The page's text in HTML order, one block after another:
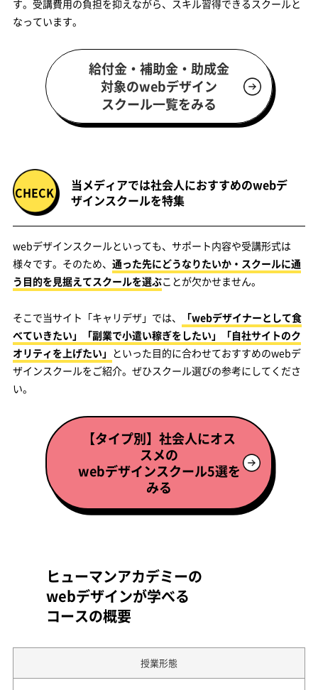
す。受講費用の負担を抑えながら、スキル習得できるスクールと
なっています。
給付金・補助金・助成金
対象のwebデザイン
スクール一覧をみる
当メディアでは社会人におすすめのwebデ
ザインスクールを特集
webデザインスクールといっても、サポート内容や受講形式は
様々です。そのため、 通った先にどうなりたいか・スクールに通
う目的を見据えてスクールを選ぶことが欠かせません。
そこで当サイト「キャリデザ」では、
「webデザイナーとして食
べていきたい」「副業で小遣い稼ぎをしたい」「自社サイトのク
オリティを上げたい」 といった目的に合わせておすすめのwebデ
ザインスクールをご紹介。ぜひスクール選びの参考にしてくださ
い。
【タイプ別】社会人にオス
スメの
webデザインスクール5選を
みる
ヒューマンアカデミーの
webデザインが学べる
コースの概要
授業形態